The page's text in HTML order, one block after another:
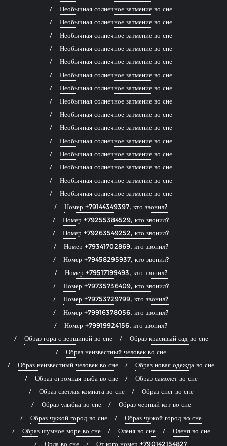
Необычная солнечное затмение во сне
Необычная солнечное затмение во сне
Необычная солнечное затмение во сне
Необычная солнечное затмение во сне
Необычная солнечное затмение во сне
Необычная солнечное затмение во сне
Необычная солнечное затмение во сне
Необычная солнечное затмение во сне
Необычная солнечное затмение во сне
Необычная солнечное затмение во сне
Необычная солнечное затмение во сне
Необычная солнечное затмение во сне
Необычная солнечное затмение во сне
Необычная солнечное затмение во сне
Необычная солнечное затмение во сне
Номер +79144349397, кто звонил?
Номер +79255384529, кто звонил?
Номер +79263549252, кто звонил?
Номер +79341702869, кто звонил?
Номер +79458295937, кто звонил?
Номер +79517199493, кто звонил?
Номер +79735736409, кто звонил?
Номер +79753729799, кто звонил?
Номер +79916378056, кто звонил?
Номер +79919924156, кто звонил?
Образ гора с вершиной во сне
Образ красивый сад во сне
Образ неизвестный человек во сне
Образ неизвестный человек во сне
Образ новая одежда во сне
Образ огромная рыба во сне
Образ самолет во сне
Образ светлая комната во сне
Образ снег во сне
Образ улыбка во сне
Образ черный кот во сне
Образ чужой город во сне
Образ чужой город во сне
Образ шумное море во сне
Оленя во сне
Оленя во сне
Орла во сне
От кого номер +79014215482?